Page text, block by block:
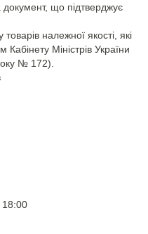
документ, що підтверджує
належної якості, які
Міністрів України
№ 172).
18:00